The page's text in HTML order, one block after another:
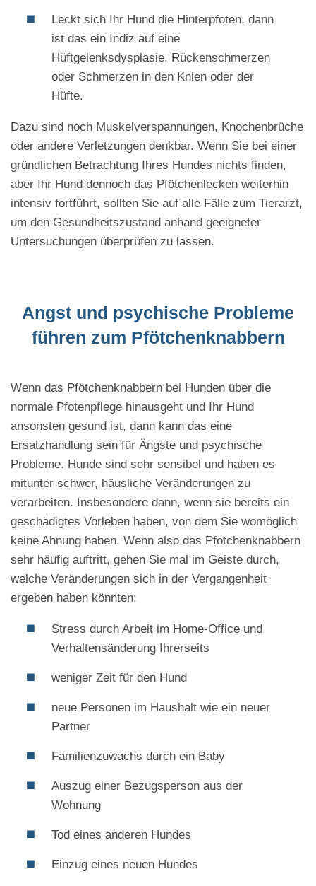
Leckt sich Ihr Hund die Hinterpfoten, dann
ist das ein Indiz auf eine
Hüftgelenksdysplasie, Rückenschmerzen
oder Schmerzen in den Knien oder der
Hüfte.
Dazu sind noch Muskelverspannungen, Knochenbrüche
oder andere Verletzungen denkbar. Wenn Sie bei einer
gründlichen Betrachtung Ihres Hundes nichts finden,
aber Ihr Hund dennoch das Pfötchenlecken weiterhin
intensiv fortführt, sollten Sie auf alle Fälle zum Tierarzt,
um den Gesundheitszustand anhand geeigneter
Untersuchungen überprüfen zu lassen.
Angst und psychische Probleme
führen zum Pfötchenknabbern
Wenn das Pfötchenknabbern bei Hunden über die
normale Pfotenpflege hinausgeht und Ihr Hund
ansonsten gesund ist, dann kann das eine
Ersatzhandlung sein für Ängste und psychische
Probleme. Hunde sind sehr sensibel und haben es
mitunter schwer, häusliche Veränderungen zu
verarbeiten. Insbesondere dann, wenn sie bereits ein
geschädigtes Vorleben haben, von dem Sie womöglich
keine Ahnung haben. Wenn also das Pfötchenknabbern
sehr häufig auftritt, gehen Sie mal im Geiste durch,
welche Veränderungen sich in der Vergangenheit
ergeben haben könnten:
Stress durch Arbeit im Home-Office und
Verhaltensänderung Ihrerseits
weniger Zeit für den Hund
neue Personen im Haushalt wie ein neuer
Partner
Familienzuwachs durch ein Baby
Auszug einer Bezugsperson aus der
Wohnung
Tod eines anderen Hundes
Einzug eines neuen Hundes